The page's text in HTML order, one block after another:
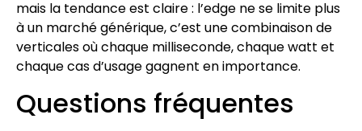
mais la tendance est claire : l’edge ne se limite plus
à un marché générique, c’est une combinaison de
verticales où chaque milliseconde, chaque watt et
chaque cas d’usage gagnent en importance.
Questions fréquentes